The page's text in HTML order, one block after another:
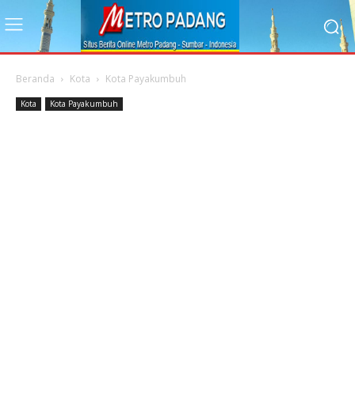
Beranda Kota Kota Payakumbuh
Kota Kota Payakumbuh